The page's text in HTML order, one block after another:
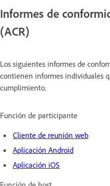
Informes de
(ACR)
Los siguientes informes de
contienen informes individuales
cumplimiento.
Función de participante
Cliente de reunión web
Aplicación Android
Aplicación iOS